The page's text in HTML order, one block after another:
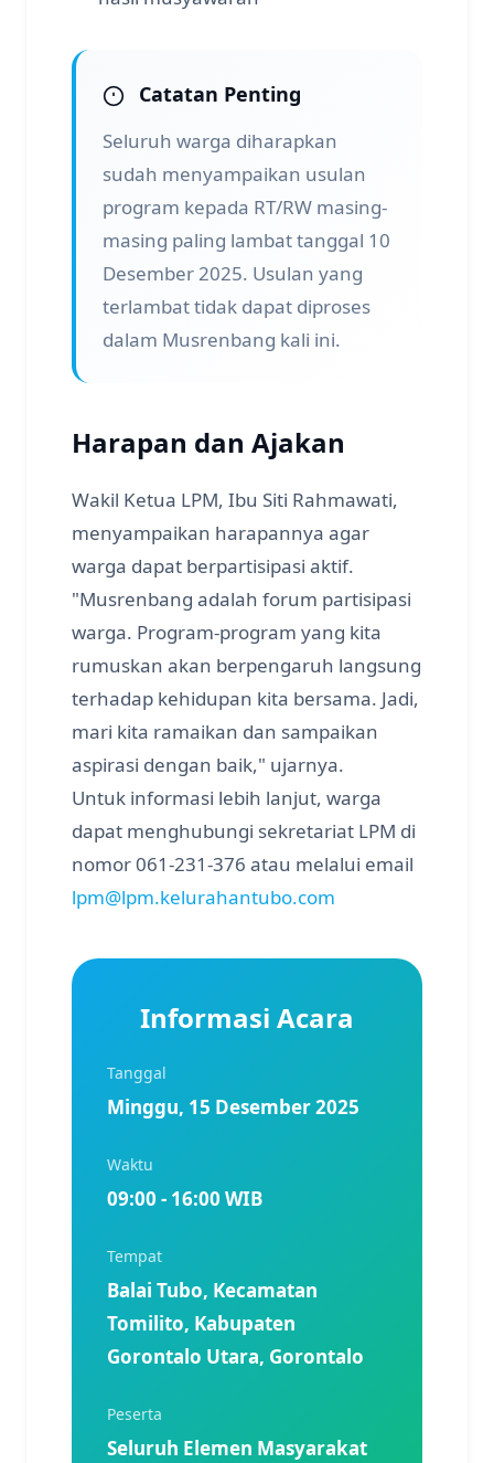
Catatan Penting
Seluruh warga diharapkan
sudah menyampaikan usulan
program kepada RT/RW masing-
masing paling lambat tanggal 10
Desember 2025. Usulan yang
terlambat tidak dapat diproses
dalam Musrenbang kali ini.
Harapan dan Ajakan
Wakil Ketua LPM, Ibu Siti Rahmawati,
menyampaikan harapannya agar
warga dapat berpartisipasi aktif.
"Musrenbang adalah forum partisipasi
warga. Program-program yang kita
rumuskan akan berpengaruh langsung
terhadap kehidupan kita bersama. Jadi,
mari kita ramaikan dan sampaikan
aspirasi dengan baik," ujarnya.
Untuk informasi lebih lanjut, warga
dapat menghubungi sekretariat LPM di
nomor 061-231-376 atau melalui email
lpm@lpm.kelurahantubo.com
Informasi Acara
Tanggal
Minggu, 15 Desember 2025
Waktu
09:00 - 16:00 WIB
Tempat
Balai Tubo, Kecamatan
Tomilito, Kabupaten
Gorontalo Utara, Gorontalo
Peserta
Seluruh Elemen Masyarakat